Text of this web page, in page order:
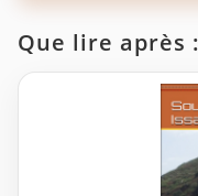
Que lire après :